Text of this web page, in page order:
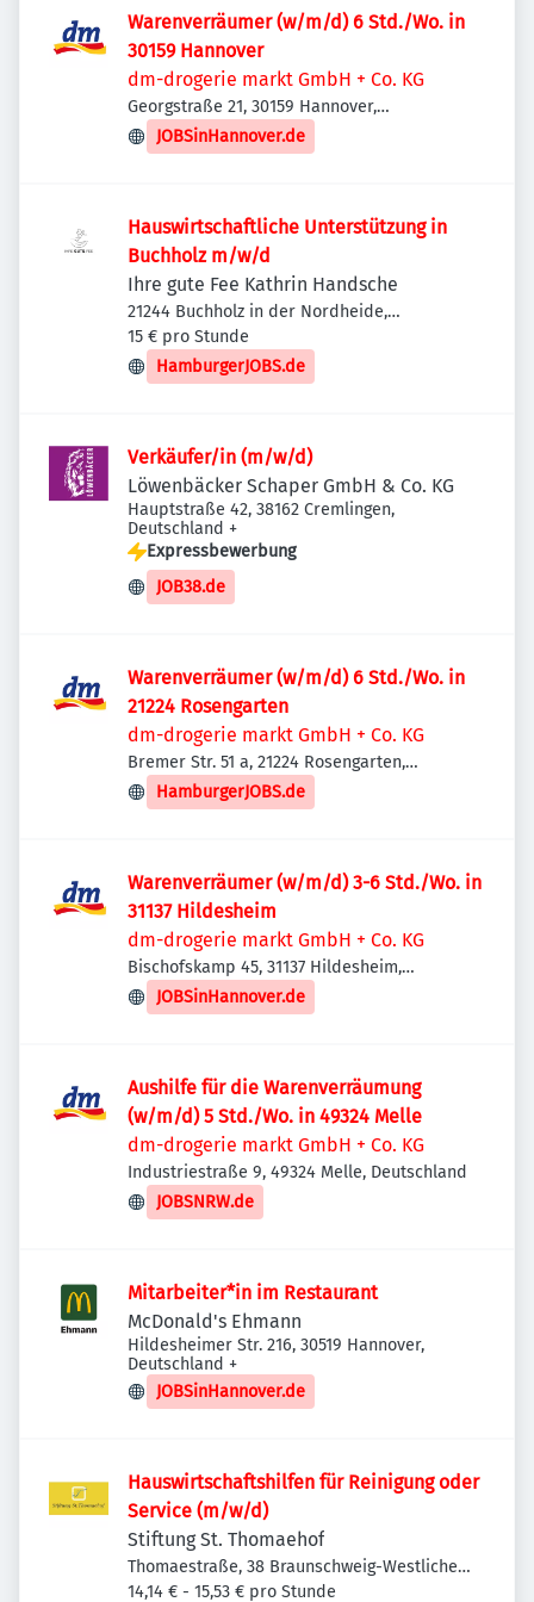
Warenverräumer (w/m/d) 6 Std./Wo. in
30159 Hannover
dm-drogerie markt GmbH + Co. KG
Georgstraße 21, 30159 Hannover,
Deutschland
JOBSinHannover.de
Hauswirtschaftliche Unterstützung in
Buchholz m/w/d
Ihre gute Fee Kathrin Handsche
21244 Buchholz in der Nordheide,
Deutschland
15 € pro Stunde
HamburgerJOBS.de
Verkäufer/in (m/w/d)
Löwenbäcker Schaper GmbH & Co. KG
Hauptstraße 42, 38162 Cremlingen,
Deutschland +
Expressbewerbung
JOB38.de
Warenverräumer (w/m/d) 6 Std./Wo. in
21224 Rosengarten
dm-drogerie markt GmbH + Co. KG
Bremer Str. 51 a, 21224 Rosengarten,
Deutschland
HamburgerJOBS.de
Warenverräumer (w/m/d) 3-6 Std./Wo. in
31137 Hildesheim
dm-drogerie markt GmbH + Co. KG
Bischofskamp 45, 31137 Hildesheim,
Deutschland
JOBSinHannover.de
Aushilfe für die Warenverräumung
(w/m/d) 5 Std./Wo. in 49324 Melle
dm-drogerie markt GmbH + Co. KG
Industriestraße 9, 49324 Melle, Deutschland
JOBSNRW.de
Mitarbeiter*in im Restaurant
McDonald's Ehmann
Hildesheimer Str. 216, 30519 Hannover,
Deutschland +
JOBSinHannover.de
Hauswirtschaftshilfen für Reinigung oder
Service (m/w/d)
Stiftung St. Thomaehof
Thomaestraße, 38 Braunschweig-Westliches
Ringgebiet, Deutschland
14,14 € - 15,53 € pro Stunde